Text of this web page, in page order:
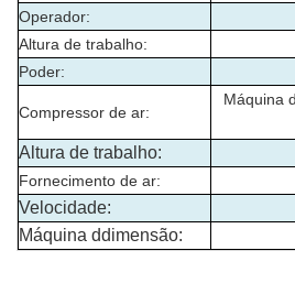
Operador:
Altura de trabalho:
Poder:
Compressor de ar:
Máquina
Altura de trabalho:
Fornecimento de ar:
Velocidade:
Máquina ddimensão: